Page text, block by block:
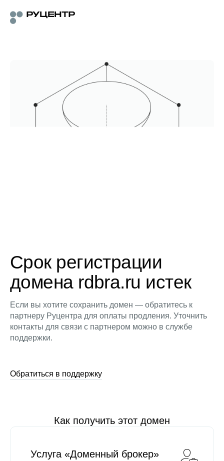
Срок регистрации
домена rdbra.ru истек
Если вы хотите сохранить домен — обратитесь к
партнеру Руцентра для оплаты продления. Уточнить
контакты для связи с партнером можно в службе
поддержки.
Обратиться в поддержку
Как получить этот домен
Услуга «Доменный брокер»